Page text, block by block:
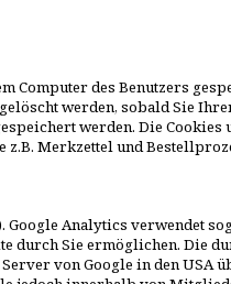
Computer des Benutzers
werden, sobald Sie
werden. Die Cookies
Merkzettel und
Analytics verwendet
durch Sie ermöglichen. Die
von Google in den USA